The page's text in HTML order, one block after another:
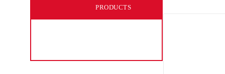
PRODUCTS